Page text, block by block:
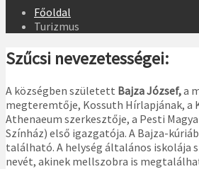
Főoldal
Turizmus
Szűcsi nevezetességei:
A községben született Bajza József,a
megteremtője, Kossuth Hírlapjának, a
Athenaeum szerkesztője, a Pesti
Színház) első igazgatója. A Bajza-
található. A helység általános iskolája
nevét, akinek mellszobra is